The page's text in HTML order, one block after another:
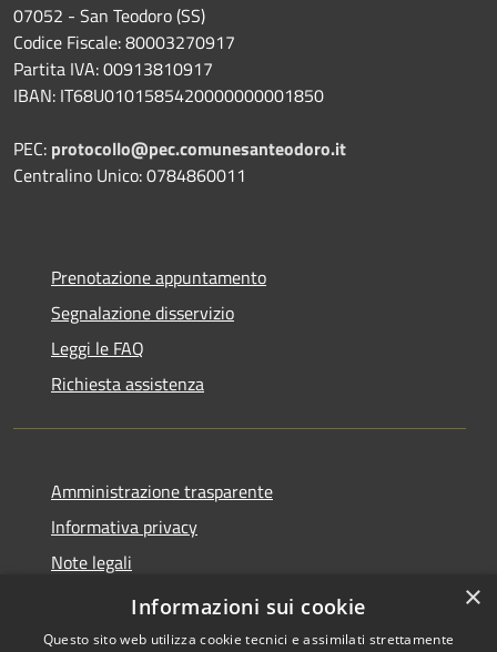
07052 - San Teodoro (SS)
Codice Fiscale: 80003270917
Partita IVA: 00913810917
IBAN: IT68U0101585420000000001850
PEC: protocollo@pec.comunesanteodoro.it
Centralino Unico: 0784860011
Prenotazione appuntamento
Segnalazione disservizio
Leggi le FAQ
Richiesta assistenza
Amministrazione trasparente
Informativa privacy
Note legali
Dichiarazione di accessibilità
×
Informazioni sui cookie
Questo sito web utilizza cookie tecnici e assimilati strettamente